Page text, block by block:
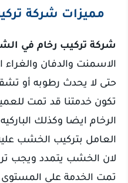
مميزات شركة
شركة تركيب رخام في
الاسمنت والدفان والغراء
حتى لا يحدث رطوبه أو
تكون خدمتنا قد تمت
الرخام ايضا وكذلك
لان الخشب يتمدد ويجب
تمت الخدمة على المستوى